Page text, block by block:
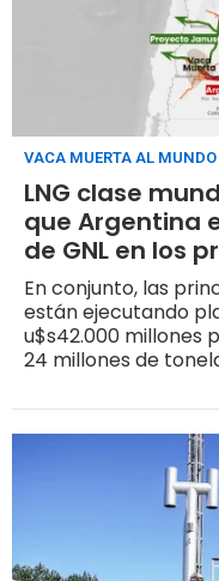
VACA MUERTA AL MUNDO
LNG clase
que Argentina
de GNL en los
En conjunto, las
están ejecutando
u$s42.000 millones
24 millones de